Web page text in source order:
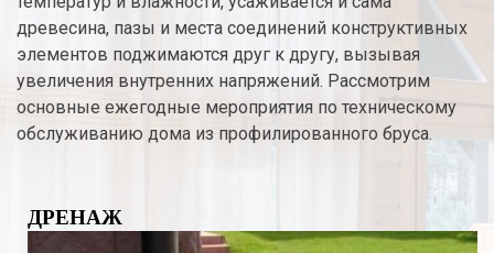
древесина, пазы и места соединений конструктивных
элементов поджимаются друг к другу, вызывая
увеличения внутренних напряжений. Рассмотрим
основные ежегодные мероприятия по техническому
обслуживанию дома из профилированного бруса.
ДРЕНАЖ